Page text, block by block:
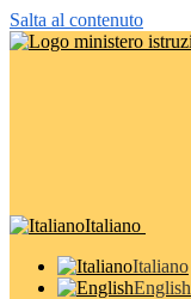
Salta al contenuto
Italiano
Italiano
English